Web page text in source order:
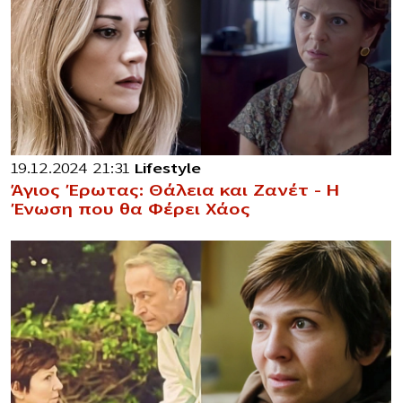
19.12.2024 21:31 Lifestyle
Άγιος Έρωτας: Θάλεια και Ζανέτ – Η
Ένωση που θα Φέρει Χάος